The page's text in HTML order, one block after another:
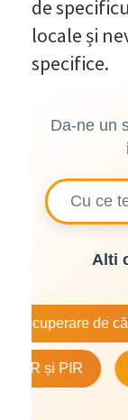
de
locale și
specifice.
Da-ne un
Alti
de căldură
PIR